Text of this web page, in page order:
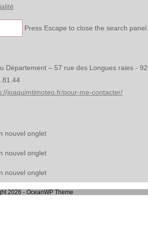
Press Escape to close the search panel.
Département – 57 rue des Longues raies -
joaquimtimoteo.fr/pour-me-contacter/
nouvel onglet
nouvel onglet
nouvel onglet
2026 - OceanWP Theme